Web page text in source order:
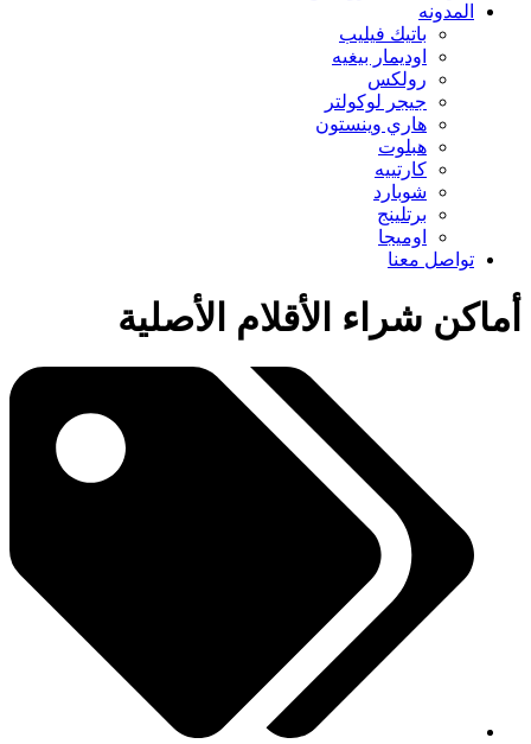
المدونه
باتيك فيليب
اوديمار بيغيه
رولكس
جيجر لوكولتر
هاري وينستون
هبلوت
كارتييه
شوبارد
برتلينج
اوميجا
تواصل معنا
أماكن شراء الأقلام الأصلية